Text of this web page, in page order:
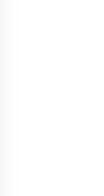
Flavia Laos
buscado
Fuller: “Una